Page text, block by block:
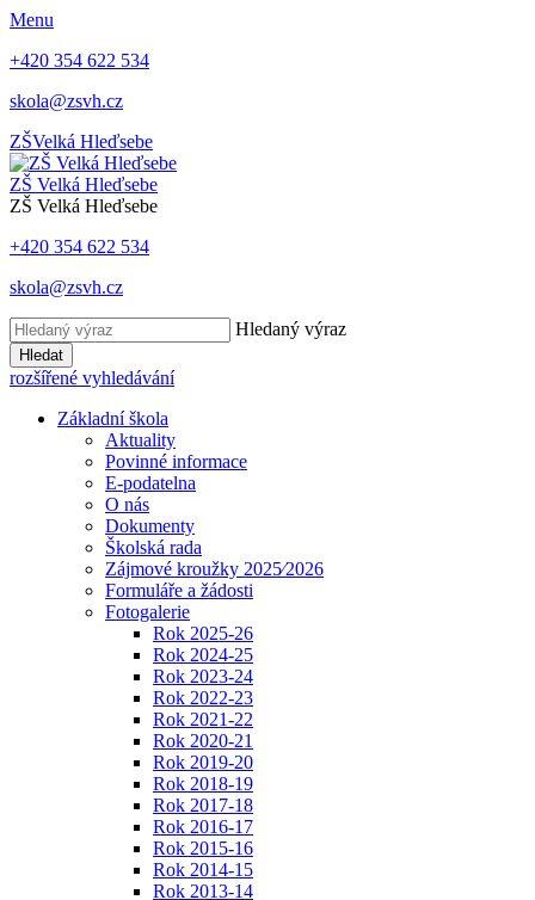
Menu
+420 354 622 534
skola@zsvh.cz
ZŠVelká Hleďsebe
ZŠ Velká Hleďsebe
ZŠ Velká Hleďsebe
+420 354 622 534
skola@zsvh.cz
Hledaný výraz
Hledat
rozšířené vyhledávání
Základní škola
Aktuality
Povinné informace
E-podatelna
O nás
Dokumenty
Školská rada
Zájmové kroužky 2025⁄2026
Formuláře a žádosti
Fotogalerie
Rok 2025-26
Rok 2024-25
Rok 2023-24
Rok 2022-23
Rok 2021-22
Rok 2020-21
Rok 2019-20
Rok 2018-19
Rok 2017-18
Rok 2016-17
Rok 2015-16
Rok 2014-15
Rok 2013-14